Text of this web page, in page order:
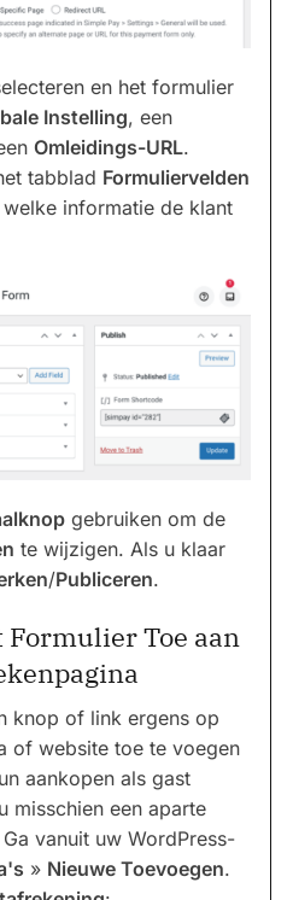
en het formulier
Instelling, een
Omleidings-URL.
tabblad Formuliervelden
informatie de klant
gebruiken om de
te wijzigen. Als u klaar
/Publiceren.
Formulier Toe aan
knop of link ergens op
of website toe te voegen
aankopen als gast
misschien een aparte
vanuit uw WordPress-
» Nieuwe Toevoegen.